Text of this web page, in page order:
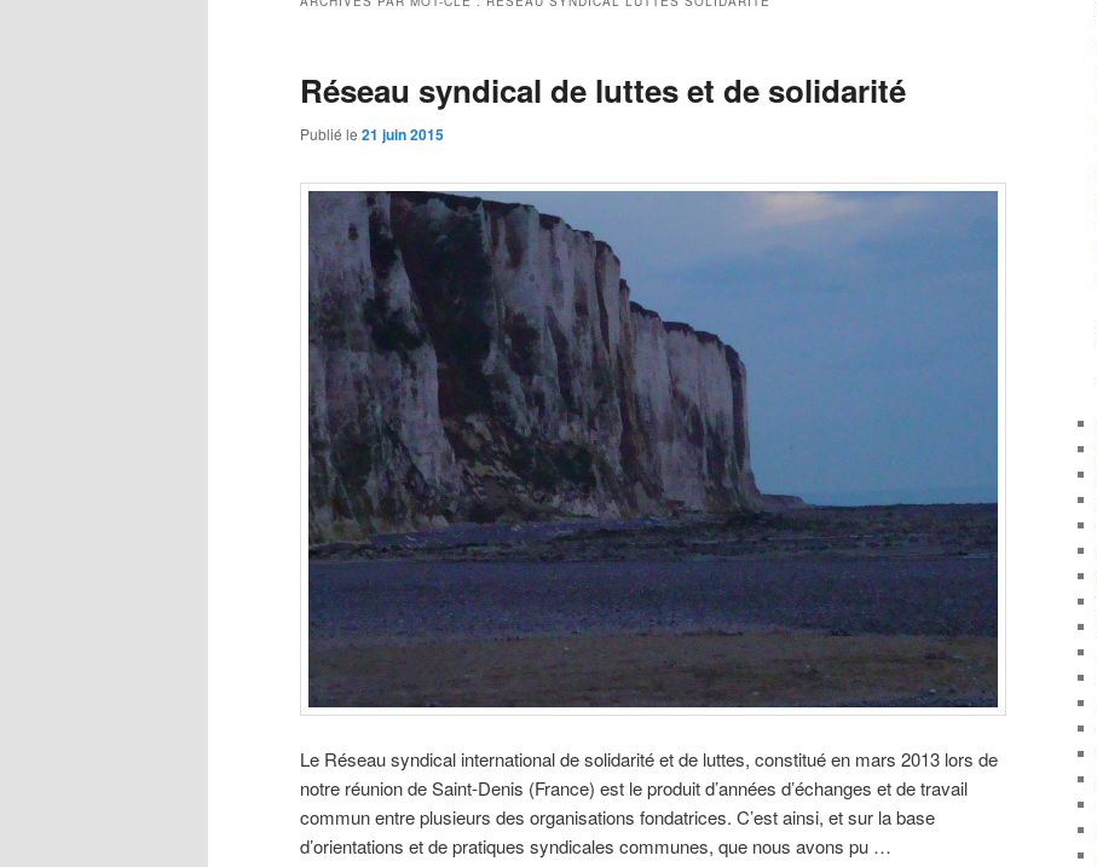
Réseau syndical de luttes et de solidarité
Publié le 21 juin 2015
Le Réseau syndical international de solidarité et de luttes, constitué en mars 2013 lors de
notre réunion de Saint-Denis (France) est le produit d’années d’échanges et de travail
commun entre plusieurs des organisations fondatrices. C’est ainsi, et sur la base
d’orientations et de pratiques syndicales communes, que nous avons pu …